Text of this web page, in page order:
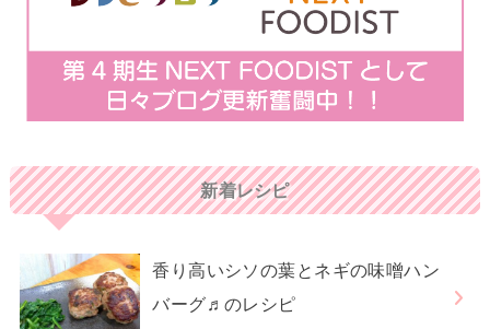
新着レシピ
香り高いシソの葉とネギの味噌ハン
バーグ♬のレシピ